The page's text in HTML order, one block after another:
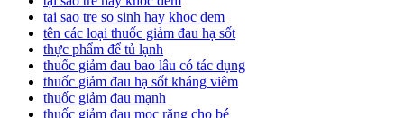
tai sao tre so sinh hay khoc dem
tên các loại thuốc giảm đau hạ sốt
thực phẩm để tủ lạnh
thuốc giảm đau bao lâu có tác dụng
thuốc giảm đau hạ sốt kháng viêm
thuốc giảm đau mạnh
thuốc giảm đau mọc răng cho bé